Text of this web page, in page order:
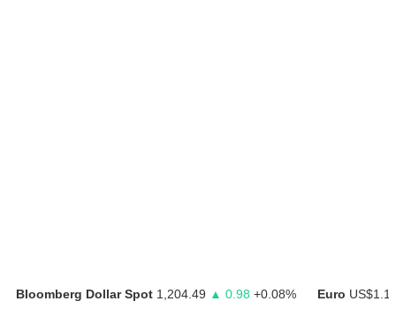
Bloomberg Dollar Spot 1,204.49 ▲ 0.98 +0.08% Euro